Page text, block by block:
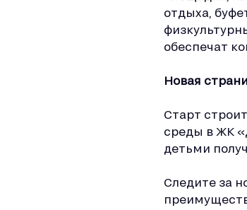
отдыха,
обеспечат
Новая
Старт
среды в ЖК
детьми
Следите за